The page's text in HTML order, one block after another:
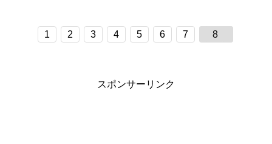
1 2 3 4 5 6 7 8
スポンサーリンク